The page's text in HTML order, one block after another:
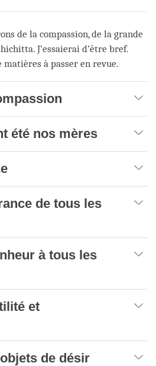
de la compassion, de la grande
J’essaierai d’être bref.
matières à passer en revue.
été nos mères
de tous les
à tous les
et
de désir